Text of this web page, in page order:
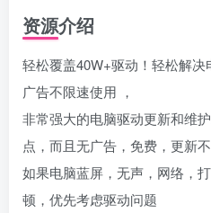
资源介绍
轻松覆盖40W+驱动！轻松解
广告不限速使用 ，
非常强大的电脑驱动更新和维
点，而且无广告，免费，更新
如果电脑蓝屏，无声，网络，
顿，优先考虑驱动问题